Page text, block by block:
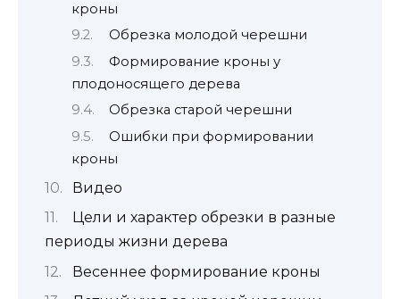
кроны
Обрезка молодой черешни
Формирование кроны у
плодоносящего дерева
Обрезка старой черешни
Ошибки при формировании
кроны
Видео
Цели и характер обрезки в разные
периоды жизни дерева
Весеннее формирование кроны